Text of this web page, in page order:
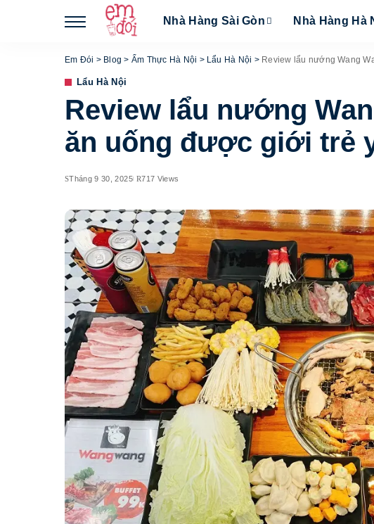
Nhà Hàng Sài Gòn Nhà Hàng Hà
Em Đói > Blog > Ẩm Thực Hà Nội > Lẩu Hà Nội > Review lẩu nướng Wang
Lẩu Hà Nội
Review lẩu nướng
ăn uống được giới trẻ
Tháng 9 30, 2025 717 Views